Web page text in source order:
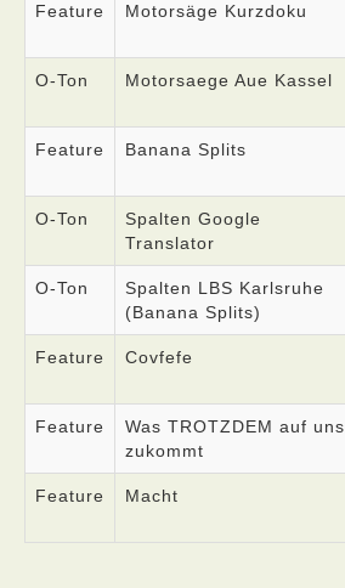
Feature Motorsäge Kurzdoku
O-Ton Motorsaege Aue Kassel
Feature Banana Splits
O-Ton
Spalten Google
Translator
O-Ton
Spalten LBS Karlsruhe
(Banana Splits)
Feature Covfefe
Feature
Was TROTZDEM auf uns
zukommt
Feature Macht